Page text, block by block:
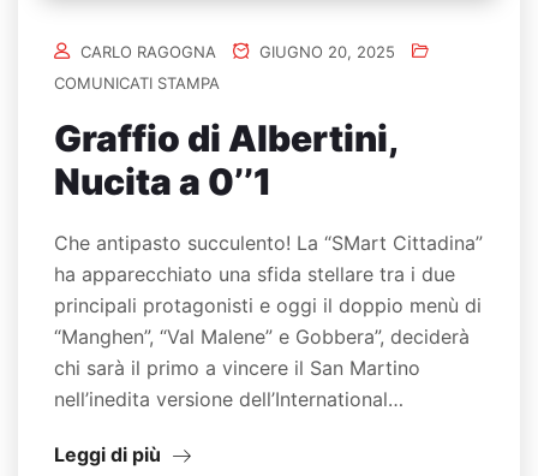
CARLO RAGOGNA
GIUGNO 20, 2025
COMUNICATI STAMPA
Graffio di Albertini,
Nucita a 0’’1
Che antipasto succulento! La “SMart Cittadina”
ha apparecchiato una sfida stellare tra i due
principali protagonisti e oggi il doppio menù di
“Manghen”, “Val Malene” e Gobbera”, deciderà
chi sarà il primo a vincere il San Martino
nell’inedita versione dell’International…
Leggi di più